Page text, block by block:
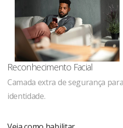
Reconhecimento Facial
Camada extra de segurança
identidade.